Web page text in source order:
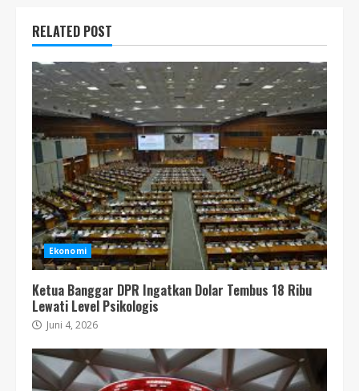
RELATED POST
Ekonomi
Ketua Banggar DPR Ingatkan Dolar Tembus 18 Ribu
Lewati Level Psikologis
Juni 4, 2026